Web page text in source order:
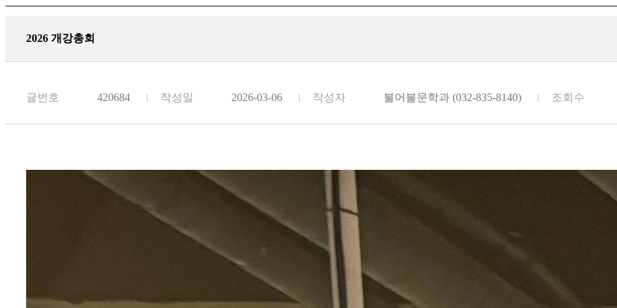
2026 개강총회
글번호 420684 작성일 2026-03-06 작성자 불어불문학과 (032-835-8140) 조회수